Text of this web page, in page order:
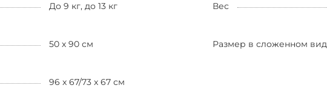
До 9 кг, до 13 кг Вес
50 х 90 см Размер в сложенном
96 x 67/73 x 67 см